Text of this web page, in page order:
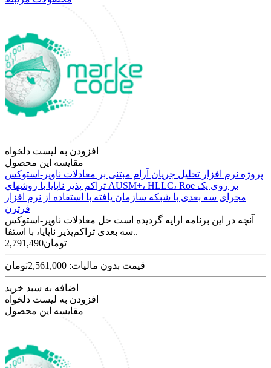
افزودن به لیست دلخواه
مقایسه این محصول
پروژه نرم افزار تحلیل جریان آرام مبتنی بر معادلات ناویر-استوکس
تراکم پذیر ناپایا با روشهاي AUSM+، HLLC، Roe بر روی یک
مجرای سه بعدی با شبکه سازمان یافته با استفاده از نرم افزار
فرترن
آنچه در این برنامه ارایه گردیده است حل معادلات ناویر-استوکس
سه بعدی تراکم‌پذیر ناپایا، با استفا..
2,791,490تومان
قیمت بدون مالیات: 2,561,000تومان
اضافه به سبد خرید
افزودن به لیست دلخواه
مقایسه این محصول